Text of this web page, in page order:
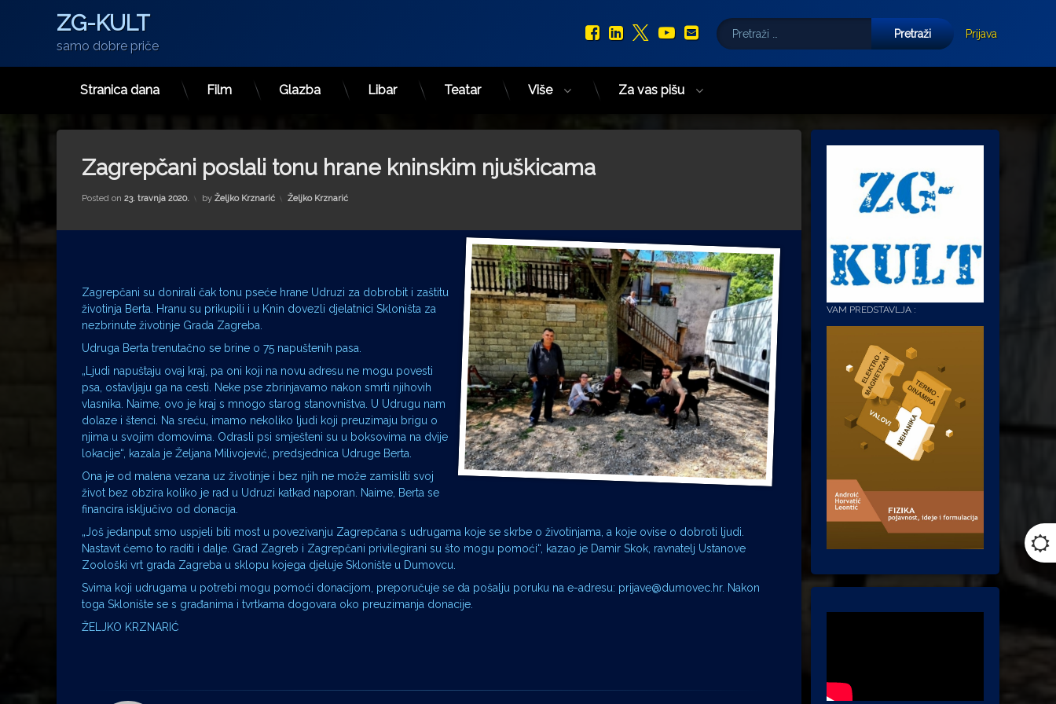
ZG-KULT
samo dobre priče
Facebook
LinkedIn
X.com
YouTube
E-mail
Pretraži:
Prijava
Stranica dana Film Glazba Libar Teatar Više Za vas pišu
Zagrepčani poslali tonu hrane kninskim njuškicama
Posted on 23. travnja 2020. by Željko Krznarić Kategorije:
Željko Krznarić
Zagrepčani su donirali čak tonu pseće hrane Udruzi za dobrobit i zaštitu
životinja Berta. Hranu su prikupili i u Knin dovezli djelatnici Skloništa za
nezbrinute životinje Grada Zagreba.
Udruga Berta trenutačno se brine o 75 napuštenih pasa.
„Ljudi napuštaju ovaj kraj, pa oni koji na novu adresu ne mogu povesti
psa, ostavljaju ga na cesti. Neke pse zbrinjavamo nakon smrti njihovih
vlasnika. Naime, ovo je kraj s mnogo starog stanovništva. U Udrugu nam
dolaze i štenci. Na sreću, imamo nekoliko ljudi koji preuzimaju brigu o
njima u svojim domovima. Odrasli psi smješteni su u boksovima na dvije
lokacije“, kazala je Željana Milivojević, predsjednica Udruge Berta.
Ona je od malena vezana uz životinje i bez njih ne može zamisliti svoj
život bez obzira koliko je rad u Udruzi katkad naporan. Naime, Berta se
financira isključivo od donacija.
„Još jedanput smo uspjeli biti most u povezivanju Zagrepčana s udrugama koje se skrbe o životinjama, a koje ovise o dobroti ljudi.
Nastavit ćemo to raditi i dalje. Grad Zagreb i Zagrepčani privilegirani su što mogu pomoći“, kazao je Damir Skok, ravnatelj Ustanove
Zoološki vrt grada Zagreba u sklopu kojega djeluje Sklonište u Dumovcu.
Svima koji udrugama u potrebi mogu pomoći donacijom, preporučuje se da pošalju poruku na e-adresu: prijave@dumovec.hr. Nakon
toga Sklonište se s građanima i tvrtkama dogovara oko preuzimanja donacije.
ŽELJKO KRZNARIĆ
VAM PREDSTAVLJA :